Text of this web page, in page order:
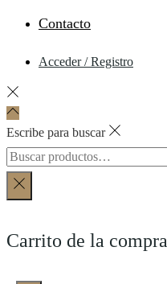
Contacto
Acceder / Registro
Escribe para buscar
Carrito de la compra